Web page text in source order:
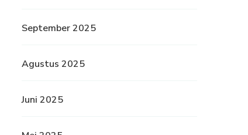
September 2025
Agustus 2025
Juni 2025